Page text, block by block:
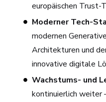
europäischen Trust-
Moderner Tech-
modernen
Architekturen und
innovative digitale
Wachstums- und
kontinuierlich